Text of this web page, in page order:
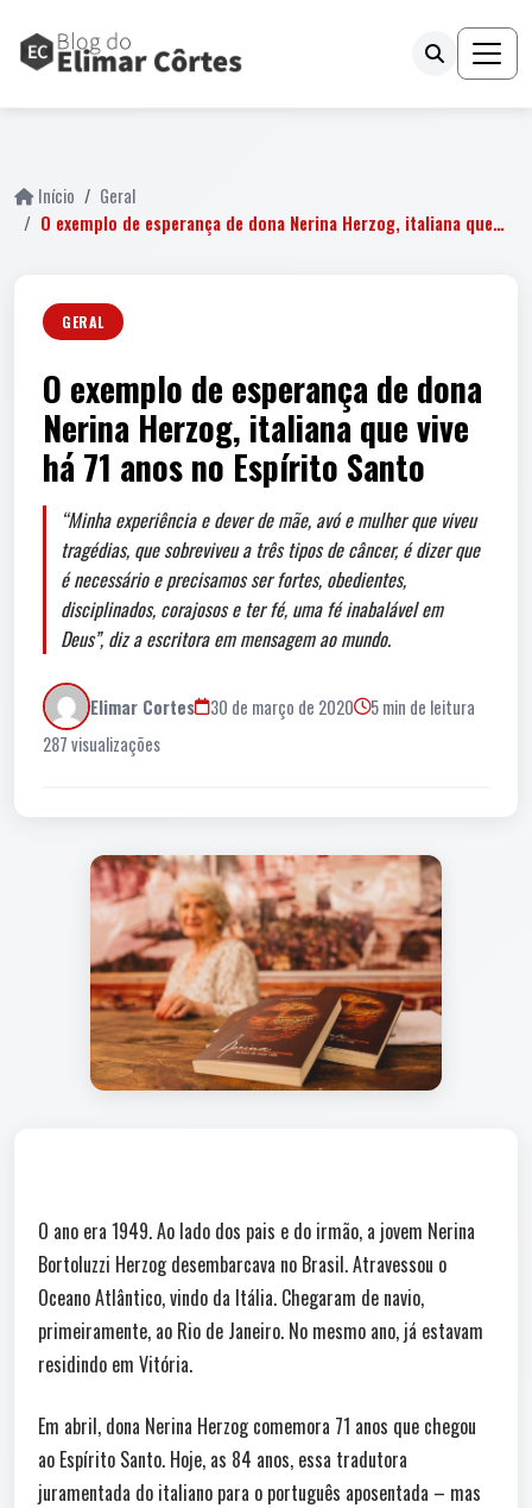
Início
Geral
O exemplo de esperança de dona Nerina Herzog, italiana que…
GERAL
O exemplo de esperança de dona
Nerina Herzog, italiana que vive
há 71 anos no Espírito Santo
“Minha experiência e dever de mãe, avó e mulher que viveu
tragédias, que sobreviveu a três tipos de câncer, é dizer que
é necessário e precisamos ser fortes, obedientes,
disciplinados, corajosos e ter fé, uma fé inabalável em
Deus”, diz a escritora em mensagem ao mundo.
Elimar Cortes 30 de março de 2020
5 min de leitura
287 visualizações
O ano era 1949. Ao lado dos pais e do irmão, a jovem Nerina
Bortoluzzi Herzog desembarcava no Brasil. Atravessou o
Oceano Atlântico, vindo da Itália. Chegaram de navio,
primeiramente, ao Rio de Janeiro. No mesmo ano, já estavam
residindo em Vitória.
Em abril, dona Nerina Herzog comemora 71 anos que chegou
ao Espírito Santo. Hoje, as 84 anos, essa tradutora
juramentada do italiano para o português aposentada – mas